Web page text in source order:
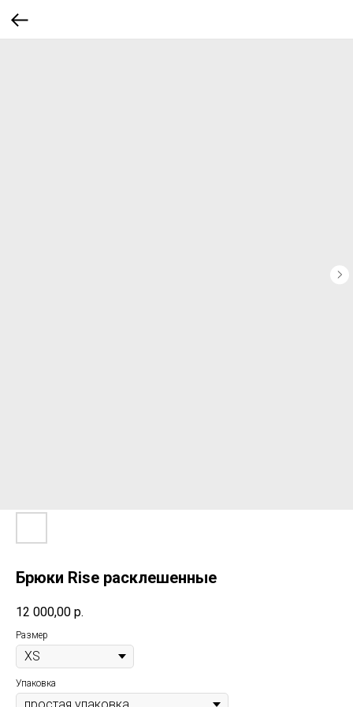
Брюки Rise расклешенные
12 000,00 р.
Размер
Упаковка